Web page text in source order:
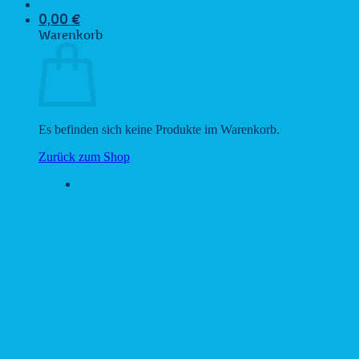
0,00 €
Warenkorb
Es befinden sich keine Produkte im Warenkorb.
Zurück zum Shop